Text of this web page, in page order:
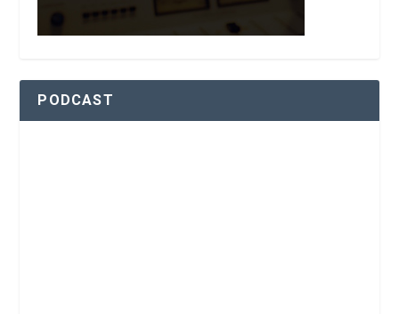
PODCAST